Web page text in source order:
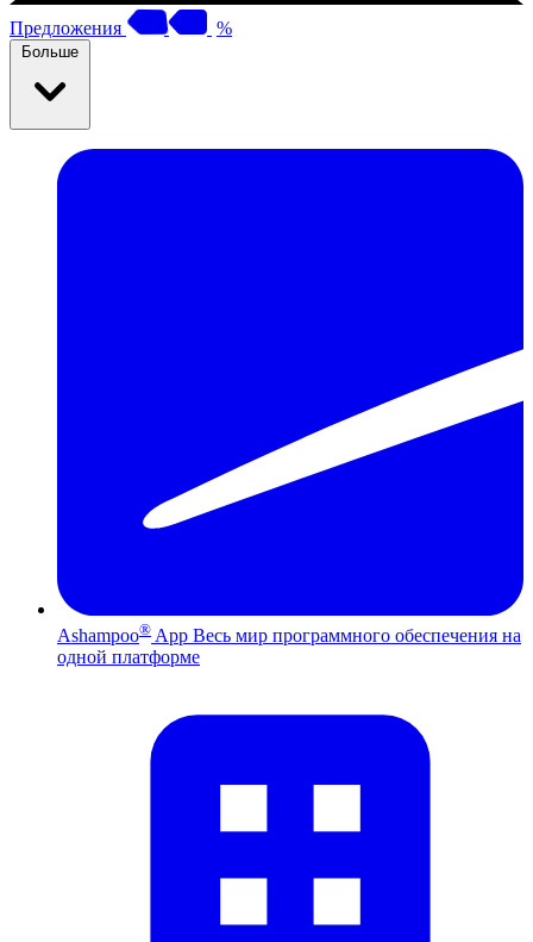
Предложения %
Больше
Ashampoo® App Весь мир программного обеспечения на
одной платформе